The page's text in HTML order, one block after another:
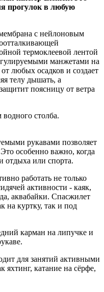
прогулок в любую
с нейлоновым
термоклеевой лентой
манжетами на
любых осадков и создает
телу дышать, а
поясницу от ветра
столба.
рукавами позволяет
особенно важно, когда
отдыха или спорта.
работать не только
активности - каяк,
аквабайки. Спасжилет
на куртку, так и под
карман на липучке и
для занятий активными
яхтинг, катание на сёрфе,